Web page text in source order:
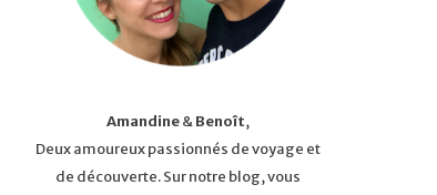
Amandine&Benoît,
Deux amoureux passionnés de voyage et
de découverte. Sur notre blog, vous